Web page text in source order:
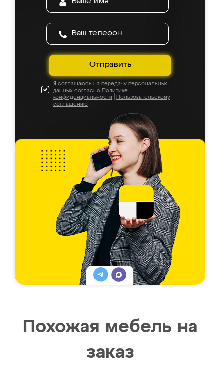
Отправить
Я соглашаюсь на передачу персональных
данных согласно Политике
конфиденциальности
Пользовательскому
соглашению
Похожая мебель на
заказ